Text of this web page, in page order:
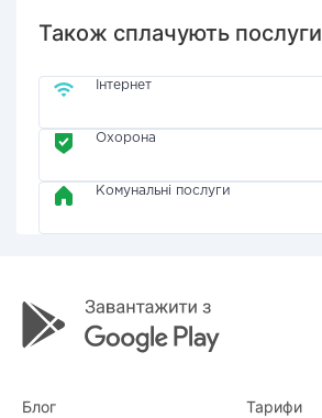
Також сплачують послуги
Інтернет
Охорона
Комунальні послуги
Блог Тарифи